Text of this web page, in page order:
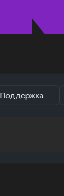
Поддержка